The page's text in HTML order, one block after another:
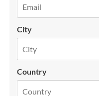
City
Country